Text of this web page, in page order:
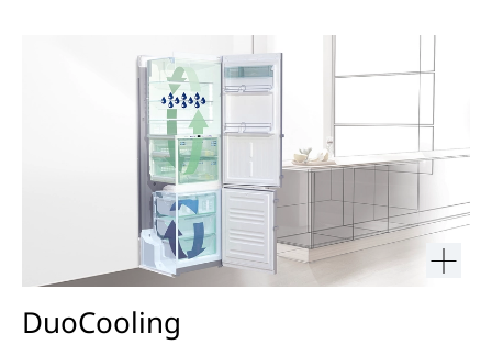
DuoCooling